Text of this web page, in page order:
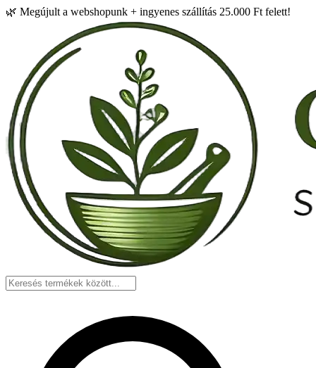
🌿 Megújult a webshopunk + ingyenes szállítás 25.000 Ft felett!